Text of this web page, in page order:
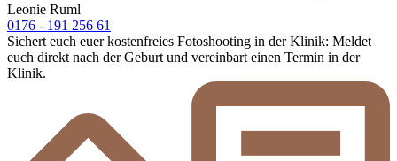
Leonie Ruml
0176 - 191 256 61
Sichert euch euer kostenfreies Fotoshooting in der Klinik: Meldet
euch direkt nach der Geburt und vereinbart einen Termin in der
Klinik.